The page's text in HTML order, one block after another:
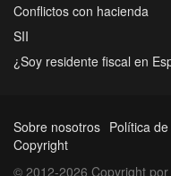
Conflictos con hacienda
SII
¿Soy residente fiscal en
Sobre nosotros Política
Copyright
© 2012-2026 Copyright